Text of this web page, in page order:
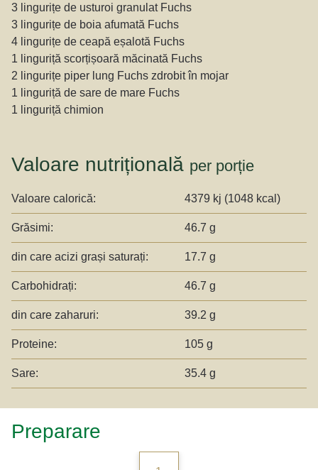
3 lingurițe de usturoi granulat Fuchs
3 lingurițe de boia afumată Fuchs
4 lingurițe de ceapă eșalotă Fuchs
1 linguriță scorțișoară măcinată Fuchs
2 lingurițe piper lung Fuchs zdrobit în mojar
1 linguriță de sare de mare Fuchs
1 linguriță chimion
Valoare nutrițională per porție
Valoare calorică: 4379 kj (1048 kcal)
Grăsimi: 46.7 g
din care acizi grași saturați: 17.7 g
Carbohidrați: 46.7 g
din care zaharuri: 39.2 g
Proteine: 105 g
Sare: 35.4 g
Preparare